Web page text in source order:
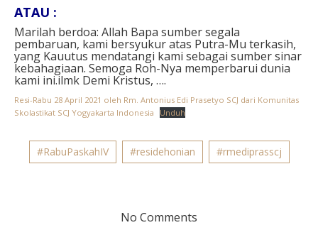
ATAU : ⁣
Marilah berdoa: Allah Bapa sumber segala
pembaruan, kami bersyukur atas Putra-Mu terkasih,
yang Kauutus mendatangi kami sebagai sumber sinar
kebahagiaan. Semoga Roh-Nya memperbarui dunia
kami ini.ilmk Demi Kristus, ….
Resi-Rabu 28 April 2021 oleh Rm. Antonius Edi Prasetyo SCJ dari Komunitas
Skolastikat SCJ Yogyakarta Indonesia
Unduh
#RabuPaskahIV #residehonian #rmediprasscj
No Comments